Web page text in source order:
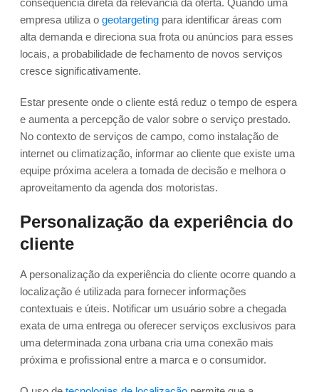
consequência direta da relevância da oferta. Quando uma
empresa utiliza o geotargeting para identificar áreas com
alta demanda e direciona sua frota ou anúncios para esses
locais, a probabilidade de fechamento de novos serviços
cresce significativamente.
Estar presente onde o cliente está reduz o tempo de espera
e aumenta a percepção de valor sobre o serviço prestado.
No contexto de serviços de campo, como instalação de
internet ou climatização, informar ao cliente que existe uma
equipe próxima acelera a tomada de decisão e melhora o
aproveitamento da agenda dos motoristas.
Personalização da experiência do
cliente
A personalização da experiência do cliente ocorre quando a
localização é utilizada para fornecer informações
contextuais e úteis. Notificar um usuário sobre a chegada
exata de uma entrega ou oferecer serviços exclusivos para
uma determinada zona urbana cria uma conexão mais
próxima e profissional entre a marca e o consumidor.